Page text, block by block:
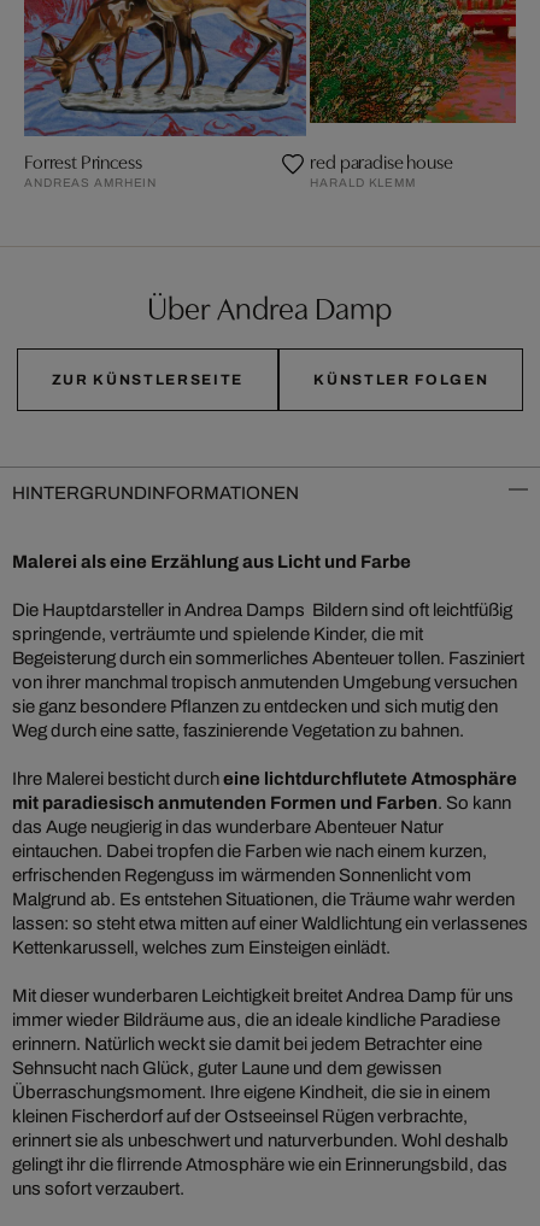
Forrest Princess
ANDREAS AMRHEIN
red paradise house
HARALD KLEMM
Über Andrea Damp
ZUR KÜNSTLERSEITE KÜNSTLER FOLGEN
HINTERGRUNDINFORMATIONEN
Malerei als eine Erzählung aus Licht und Farbe
Die Hauptdarsteller in Andrea Damps Bildern sind oft leichtfüßig
springende, verträumte und spielende Kinder, die mit
Begeisterung durch ein sommerliches Abenteuer tollen. Fasziniert
von ihrer manchmal tropisch anmutenden Umgebung versuchen
sie ganz besondere Pflanzen zu entdecken und sich mutig den
Weg durch eine satte, faszinierende Vegetation zu bahnen.
Ihre Malerei besticht durcheine lichtdurchflutete Atmosphäre
mit paradiesisch anmutenden Formen und Farben. So kann
das Auge neugierig in das wunderbare Abenteuer Natur
eintauchen. Dabei tropfen die Farben wie nach einem kurzen,
erfrischenden Regenguss im wärmenden Sonnenlicht vom
Malgrund ab. Es entstehen Situationen, die Träume wahr werden
lassen: so steht etwa mitten auf einer Waldlichtung ein verlassenes
Kettenkarussell, welches zum Einsteigen einlädt.
Mit dieser wunderbaren Leichtigkeit breitet Andrea Damp für uns
immer wieder Bildräume aus, die an ideale kindliche Paradiese
erinnern. Natürlich weckt sie damit bei jedem Betrachter eine
Sehnsucht nach Glück, guter Laune und dem gewissen
Überraschungsmoment. Ihre eigene Kindheit, die sie in einem
kleinen Fischerdorf auf der Ostseeinsel Rügen verbrachte,
erinnert sie als unbeschwert und naturverbunden. Wohl deshalb
gelingt ihr die flirrende Atmosphäre wie ein Erinnerungsbild, das
uns sofort verzaubert.